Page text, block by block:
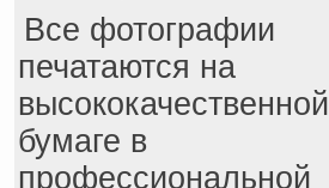
Все фотографии
печатаются на
высококачественной
бумаге в
профеcсиональной